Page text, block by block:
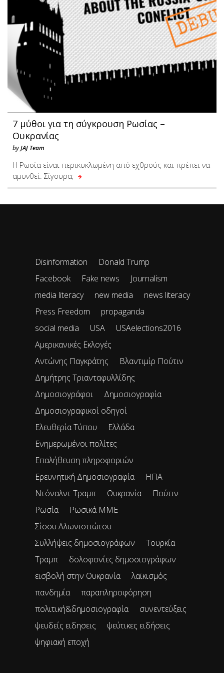
7 μύθοι για τη σύγκρουση Ρωσίας –
Ουκρανίας
byJAJ Team
H Ρωσία είναι περικυκλωμένη από εχθρούς και πρέπει να
αμυνθεί. Σίγουρα;
Disinformation
Donald Trump
Facebook
Fake news
Journalism
media literacy
new media
news literacy
Press Freedom
propaganda
social media
USA
USAelections2016
Αμερικανικές Εκλογές
Αντώνης Παγκράτης
Βλαντιμίρ Πούτιν
Δημήτρης Τριανταφυλλίδης
Δημοσιογράφοι
Δημοσιογραφία
Δημοσιογραφικοί οδηγοί
Ελευθερία Τύπου
Ελλάδα
Ενημερωμένοι πολίτες
Επαλήθευση πληροφοριών
Ερευνητική Δημοσιογραφία
ΗΠΑ
Ντόναλντ Τραμπ
Ουκρανία
Πούτιν
Ρωσία
Ρωσικά ΜΜΕ
Σίσσυ Αλωνιστιώτου
Συλλήψεις δημοσιογράφων
Τουρκία
Τραμπ
δολοφονίες δημοσιογράφων
εισβολή στην Ουκρανία
λαϊκισμός
πανδημία
παραπληροφόρηση
πολιτική&δημοσιογραφία
συνεντεύξεις
ψευδείς ειδησεις
ψεύτικες ειδήσεις
ψηφιακή εποχή